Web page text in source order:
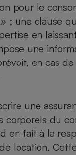
pour le
; une clause
en
une
en cas
une
corporels du
en fait à la
location.
Lessive